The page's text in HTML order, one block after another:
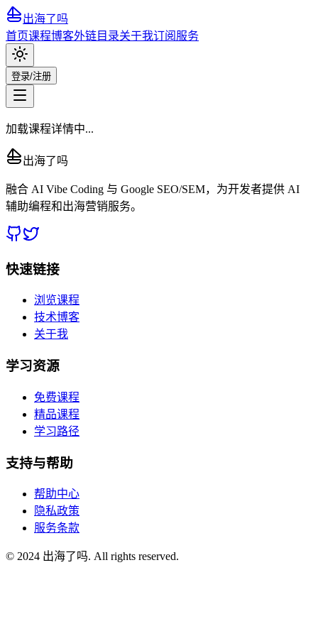
出海了吗
首页课程博客外链目录关于我订阅服务
登录/注册
加载课程详情中...
出海了吗
融合 AI Vibe Coding 与 Google SEO/SEM，为开发者提供 AI
辅助编程和出海营销服务。
快速链接
浏览课程
技术博客
关于我
学习资源
免费课程
精品课程
学习路径
支持与帮助
帮助中心
隐私政策
服务条款
© 2024 出海了吗. All rights reserved.